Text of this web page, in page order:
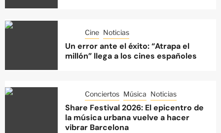
Cine Noticias
Un error ante el éxito: “Atrapa el
millón” llega a los cines españoles
Conciertos Música Noticias
Share Festival 2026: El epicentro de
la música urbana vuelve a hacer
vibrar Barcelona